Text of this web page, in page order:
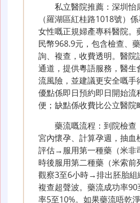
私立醫院推薦：深圳怡
（羅湖區紅桂路1018號）
女性嘅正規婦產專科醫院。
民幣968.9元，包含檢查、
詢、複查，收費透明。醫院
通道，提供粵語服務，醫生
流風險，並建議更安全嘅手
優點係即日預約即日開始流
便；缺點係收費比公立醫院
藥流嘅流程：到院檢查
宮內懷孕、計算孕週，抽
評估→服用第一種藥（米
時後服用第二種藥（米索
觀察3至6小時→排出胚胎
複查超聲波。藥流成功率90
率5至10%。如果藥流唔乾